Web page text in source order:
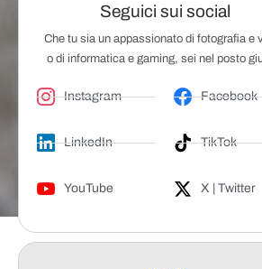
Seguici sui social
Che tu sia un appassionato di fotografia e
o di informatica e gaming, sei nel posto
Instagram
LinkedIn
YouTube
Facebook
TikTok
X | Twitter